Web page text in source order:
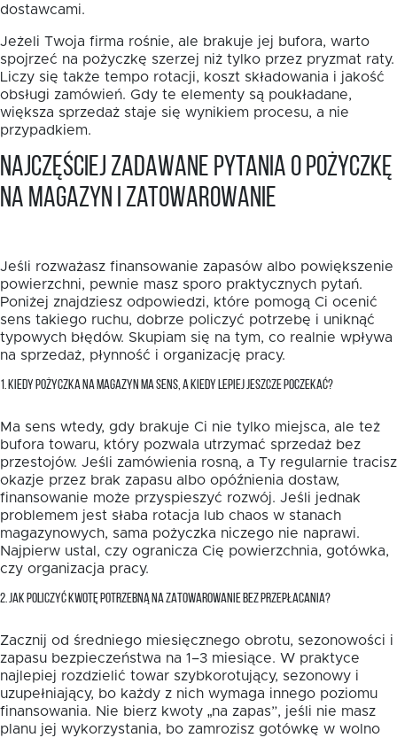
dostawcami.
Jeżeli Twoja firma rośnie, ale brakuje jej bufora, warto
spojrzeć na pożyczkę szerzej niż tylko przez pryzmat raty.
Liczy się także tempo rotacji, koszt składowania i jakość
obsługi zamówień. Gdy te elementy są poukładane,
większa sprzedaż staje się wynikiem procesu, a nie
przypadkiem.
Najczęściej zadawane pytania o pożyczkę
na magazyn i zatowarowanie
Jeśli rozważasz finansowanie zapasów albo powiększenie
powierzchni, pewnie masz sporo praktycznych pytań.
Poniżej znajdziesz odpowiedzi, które pomogą Ci ocenić
sens takiego ruchu, dobrze policzyć potrzebę i uniknąć
typowych błędów. Skupiam się na tym, co realnie wpływa
na sprzedaż, płynność i organizację pracy.
1. KIEDY POŻYCZKA NA MAGAZYN MA SENS, A KIEDY LEPIEJ JESZCZE POCZEKAĆ?
Ma sens wtedy, gdy brakuje Ci nie tylko miejsca, ale też
bufora towaru, który pozwala utrzymać sprzedaż bez
przestojów. Jeśli zamówienia rosną, a Ty regularnie tracisz
okazje przez brak zapasu albo opóźnienia dostaw,
finansowanie może przyspieszyć rozwój. Jeśli jednak
problemem jest słaba rotacja lub chaos w stanach
magazynowych, sama pożyczka niczego nie naprawi.
Najpierw ustal, czy ogranicza Cię powierzchnia, gotówka,
czy organizacja pracy.
2. JAK POLICZYĆ KWOTĘ POTRZEBNĄ NA ZATOWAROWANIE BEZ PRZEPŁACANIA?
Zacznij od średniego miesięcznego obrotu, sezonowości i
zapasu bezpieczeństwa na 1–3 miesiące. W praktyce
najlepiej rozdzielić towar szybkorotujący, sezonowy i
uzupełniający, bo każdy z nich wymaga innego poziomu
finansowania. Nie bierz kwoty „na zapas”, jeśli nie masz
planu jej wykorzystania, bo zamrozisz gotówkę w wolno